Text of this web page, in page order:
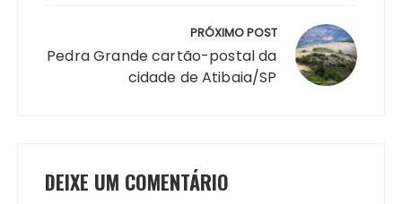
PRÓXIMO POST
Pedra Grande cartão-postal da
cidade de Atibaia/SP
DEIXE UM COMENTÁRIO